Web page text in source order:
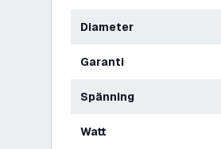
Diameter
Garanti
Spänning
Watt